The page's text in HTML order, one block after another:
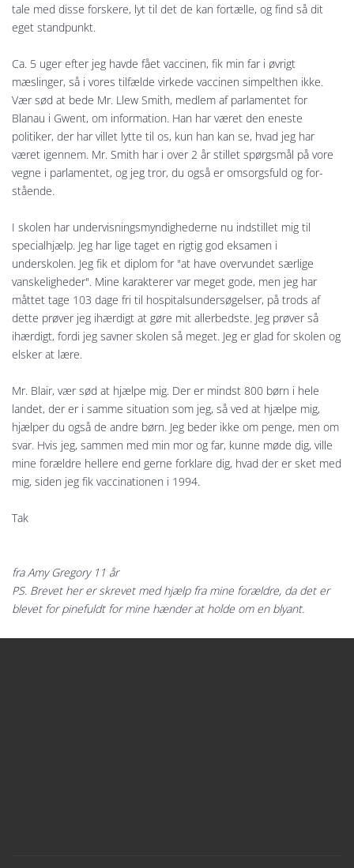
tale med disse forskere, lyt til det de kan fortælle, og find så dit
eget standpunkt.
Ca. 5 uger efter jeg havde fået vaccinen, fik min far i øvrigt
mæslinger, så i vores tilfælde virkede vaccinen simpelt­hen ikke.
Vær sød at bede Mr. Llew Smith, medlem af parlamentet for
Blanau i Gwent, om information. Han har været den eneste
politiker, der har villet lytte til os, kun han kan se, hvad jeg har
været igennem. Mr. Smith har i over 2 år stillet spørgsmål på vore
vegne i parlamentet, og jeg tror, du også er omsorgsfuld og for­
stående.
I skolen har undervisningsmyndighederne nu indstillet mig til
specialhjælp. Jeg har lige taget en rigtig god eksamen i
underskolen. Jeg fik et diplom for "at have overvundet særlige
vanskeligheder". Mine karakterer var meget gode, men jeg har
måttet tage 103 dage fri til hospitalsundersøgelser, på trods af
dette prøver jeg ihærdigt at gøre mit allerbedste. Jeg prøver så
ihærdigt, fordi jeg savner skolen så meget. Jeg er glad for skolen og
elsker at lære.
Mr. Blair, vær sød at hjælpe mig. Der er mindst 800 børn i hele
landet, der er i samme situation som jeg, så ved at hjælpe mig,
hjælper du også de andre børn. Jeg beder ikke om penge, men om
svar. Hvis jeg, sammen med min mor og far, kunne møde dig, ville
mine forældre hellere end gerne forklare dig, hvad der er sket med
mig, siden jeg fik vaccinationen i 1994.
Tak
fra Amy Gregory 11 år
PS. Brevet her er skrevet med hjælp fra mine forældre, da det er
blevet for pinefuldt for mine hænder at holde om en blyant.